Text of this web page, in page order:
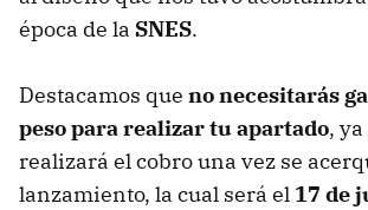
época de la SNES.
Destacamos que no necesitarás
peso para realizar tu apartado,
realizará el cobro una vez se
lanzamiento, la cual será el 17 de